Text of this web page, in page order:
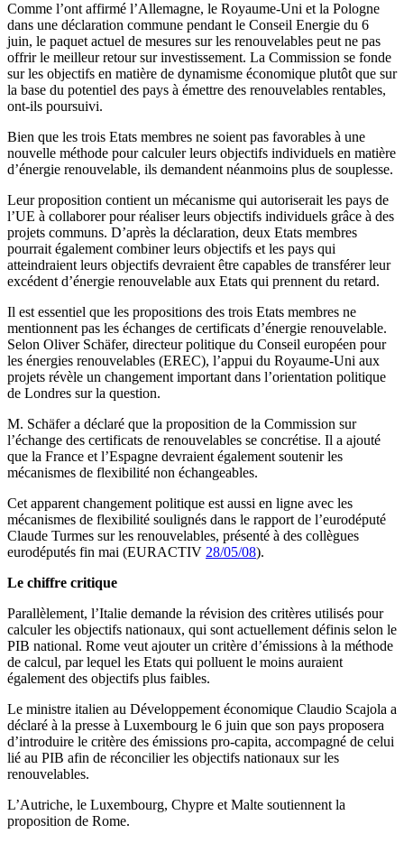
Comme l’ont affirmé l’Allemagne, le Royaume-Uni et la Pologne
dans une déclaration commune pendant le Conseil Energie du 6
juin, le paquet actuel de mesures sur les renouvelables peut ne pas
offrir le meilleur retour sur investissement. La Commission se fonde
sur les objectifs en matière de dynamisme économique plutôt que sur
la base du potentiel des pays à émettre des renouvelables rentables,
ont-ils poursuivi.
Bien que les trois Etats membres ne soient pas favorables à une
nouvelle méthode pour calculer leurs objectifs individuels en matière
d’énergie renouvelable, ils demandent néanmoins plus de souplesse.
Leur proposition contient un mécanisme qui autoriserait les pays de
l’UE à collaborer pour réaliser leurs objectifs individuels grâce à des
projets communs. D’après la déclaration, deux Etats membres
pourrait également combiner leurs objectifs et les pays qui
atteindraient leurs objectifs devraient être capables de transférer leur
excédent d’énergie renouvelable aux Etats qui prennent du retard.
Il est essentiel que les propositions des trois Etats membres ne
mentionnent pas les échanges de certificats d’énergie renouvelable.
Selon Oliver Schäfer, directeur politique du Conseil européen pour
les énergies renouvelables (EREC), l’appui du Royaume-Uni aux
projets révèle un changement important dans l’orientation politique
de Londres sur la question.
M. Schäfer a déclaré que la proposition de la Commission sur
l’échange des certificats de renouvelables se concrétise. Il a ajouté
que la France et l’Espagne devraient également soutenir les
mécanismes de flexibilité non échangeables.
Cet apparent changement politique est aussi en ligne avec les
mécanismes de flexibilité soulignés dans le rapport de l’eurodéputé
Claude Turmes sur les renouvelables, présenté à des collègues
eurodéputés fin mai (EURACTIV 28/05/08).
Le chiffre critique
Parallèlement, l’Italie demande la révision des critères utilisés pour
calculer les objectifs nationaux, qui sont actuellement définis selon le
PIB national. Rome veut ajouter un critère d’émissions à la méthode
de calcul, par lequel les Etats qui polluent le moins auraient
également des objectifs plus faibles.
Le ministre italien au Développement économique Claudio Scajola a
déclaré à la presse à Luxembourg le 6 juin que son pays proposera
d’introduire le critère des émissions pro-capita, accompagné de celui
lié au PIB afin de réconcilier les objectifs nationaux sur les
renouvelables.
L’Autriche, le Luxembourg, Chypre et Malte soutiennent la
proposition de Rome.